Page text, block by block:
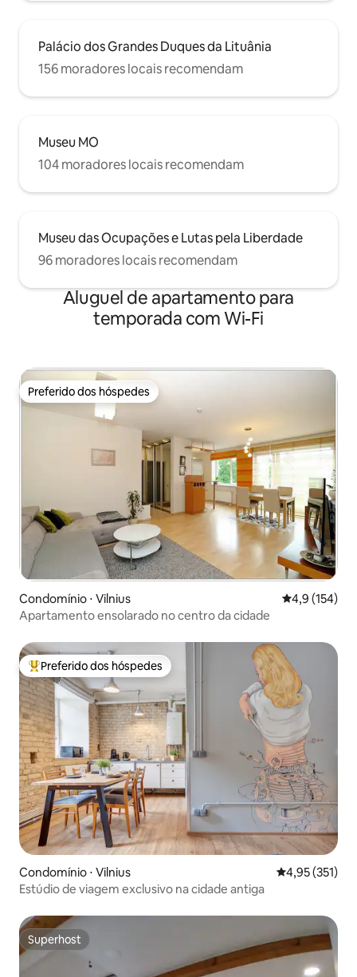
Palácio dos Grandes Duques da Lituânia
156 moradores locais recomendam
Museu MO
104 moradores locais recomendam
Museu das Ocupações e Lutas pela Liberdade
96 moradores locais recomendam
Aluguel de apartamento para
temporada com Wi-Fi
Preferido dos hóspedes
Preferido dos hóspedes
Condomínio ⋅ Vilnius 4,9 de uma
4,9 (154)
Apartamento ensolarado no centro da cidade
Entre os melhores preferidos dos hóspedes
Preferido dos hóspedes
Condomínio ⋅ Vilnius 4,95 de uma
4,95 (351)
Estúdio de viagem exclusivo na cidade antiga
Superhost
Superhost